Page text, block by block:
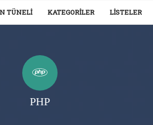
TÜNELİ KATEGORİLER LİSTELER
PHP